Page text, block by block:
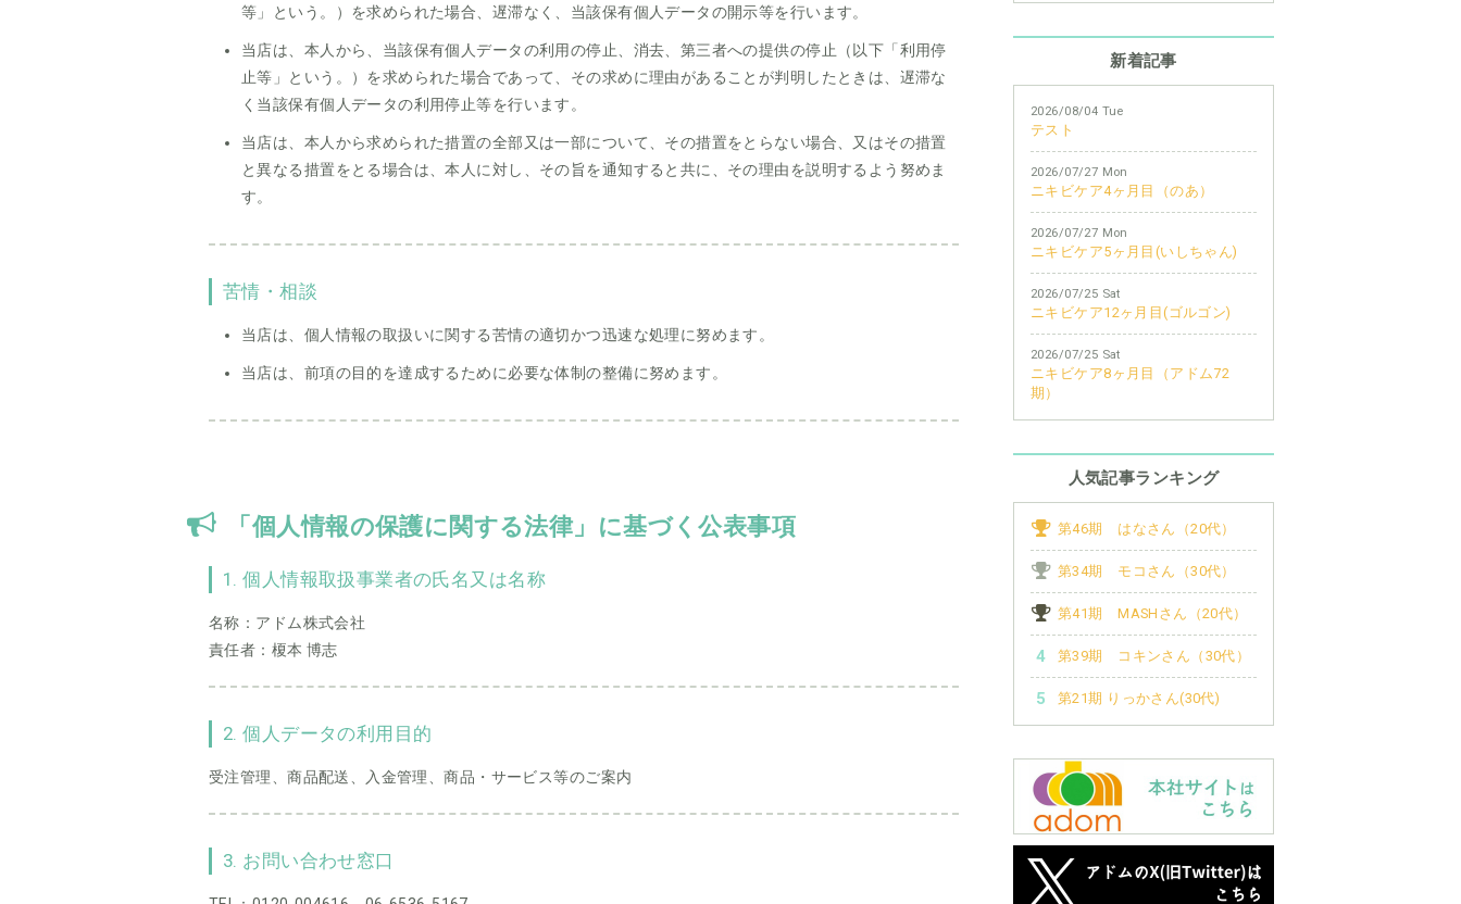
等」という。）を求められた場合、遅滞なく、当該保有個人データの開示等を行います。
当店は、本人から、当該保有個人データの利用の停止、消去、第三者への提供の停止（以下「利用停
止等」という。）を求められた場合であって、その求めに理由があることが判明したときは、遅滞な
く当該保有個人データの利用停止等を行います。
当店は、本人から求められた措置の全部又は一部について、その措置をとらない場合、又はその措置
と異なる措置をとる場合は、本人に対し、その旨を通知すると共に、その理由を説明するよう努めま
す。
苦情・相談
当店は、個人情報の取扱いに関する苦情の適切かつ迅速な処理に努めます。
当店は、前項の目的を達成するために必要な体制の整備に努めます。
「個人情報の保護に関する法律」に基づく公表事項
1. 個人情報取扱事業者の氏名又は名称
名称：アドム株式会社
責任者：榎本 博志
2. 個人データの利用目的
受注管理、商品配送、入金管理、商品・サービス等のご案内
3. お問い合わせ窓口
新着記事
2026/08/04 Tue
テスト
2026/07/27 Mon
ニキビケア4ヶ月目（のあ）
2026/07/27 Mon
ニキビケア5ヶ月目(いしちゃん)
2026/07/25 Sat
ニキビケア12ヶ月目(ゴルゴン)
2026/07/25 Sat
ニキビケア8ヶ月目（アドム72
期）
人気記事ランキング
第46期 はなさん（20代）
第34期 モコさん（30代）
第41期 MASHさん（20代）
第39期 コキンさん（30代）
第21期 りっかさん(30代)